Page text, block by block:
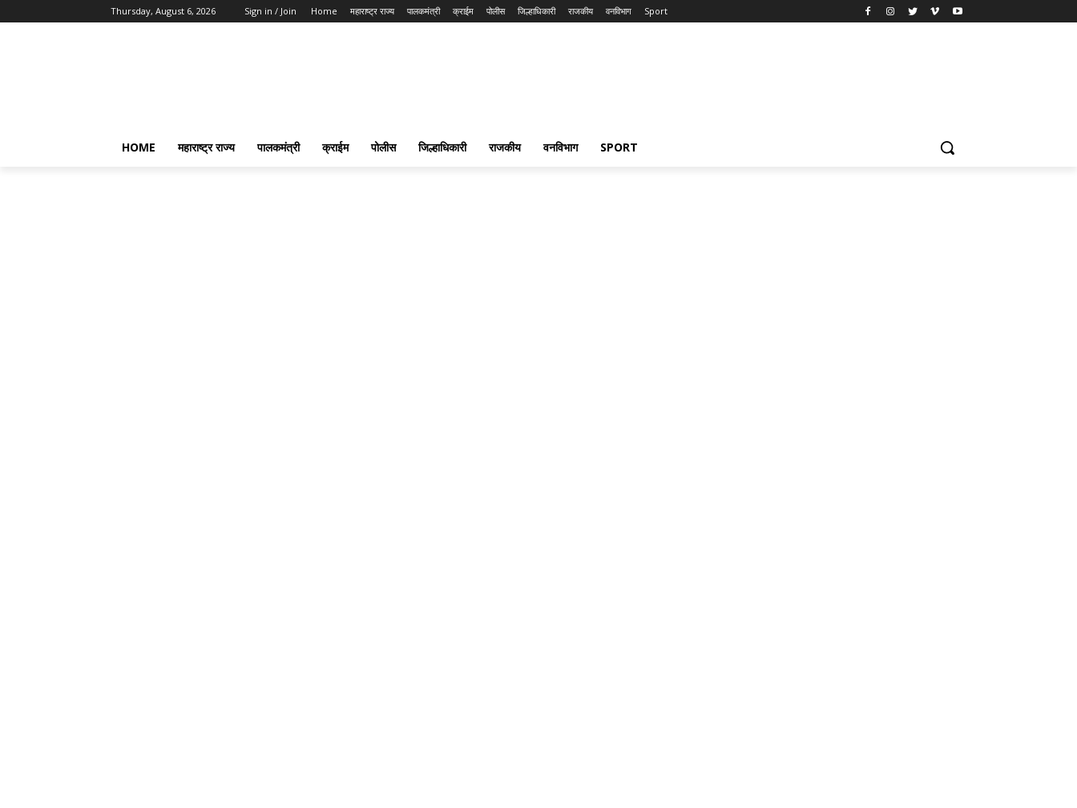
Thursday, August 6, 2026 Sign in / Join Home महाराष्ट्र राज्य पालकमंत्री क्राईम पोलीस जिल्हाधिकारी राजकीय वनविभाग Sport
HOME महाराष्ट्र राज्य पालकमंत्री क्राईम पोलीस जिल्हाधिकारी राजकीय वनविभाग SPORT